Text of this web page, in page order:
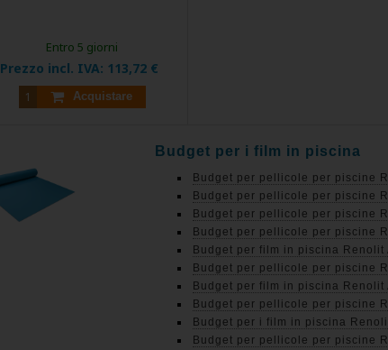
Prezzo incl. IVA: 113,72 €
Acquistare
Entro 5 giorni
Budget per i film in piscina
Budget per pellicole per piscine
Budget per pellicole per piscine
Budget per pellicole per piscine
Budget per pellicole per piscine
Budget per film in piscina Renolit
Budget per pellicole per piscine
Budget per film in piscina Renolit
Budget per pellicole per piscine
Budget per i film in piscina
Budget per pellicole per piscine